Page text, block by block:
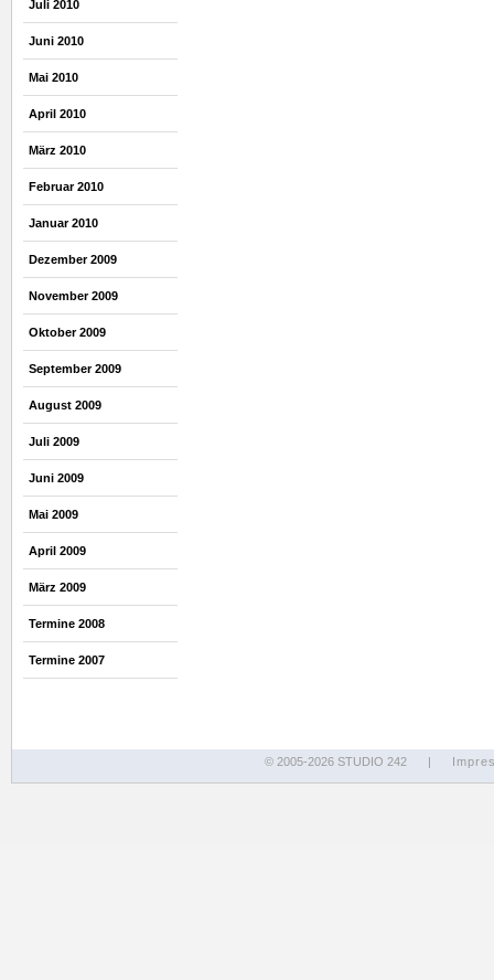
Juli 2010
Juni 2010
Mai 2010
April 2010
März 2010
Februar 2010
Januar 2010
Dezember 2009
November 2009
Oktober 2009
September 2009
August 2009
Juli 2009
Juni 2009
Mai 2009
April 2009
März 2009
Termine 2008
Termine 2007
© 2005-2026 STUDIO 242 |